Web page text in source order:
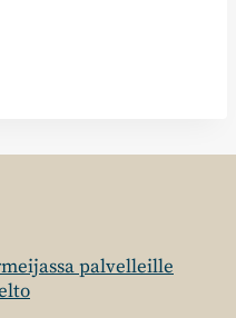
palvelleille